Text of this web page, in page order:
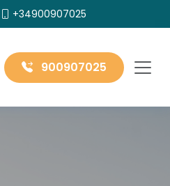
+34900907025
900907025